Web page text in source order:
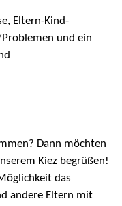
Eltern-Kind-
und ein
Dann möchten
Kiez begrüßen!
das
andere Eltern mit